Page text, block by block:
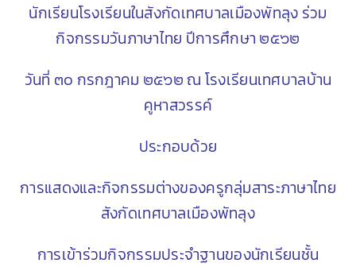
นักเรียนโรงเรียนในสังกัดเทศบาลเมืองพัทลุง ร่วม
กิจกรรมวันภาษาไทย ปีการศึกษา ๒๕๖๒
วันที่ ๓๐ กรกฎาคม ๒๕๖๒ ณ โรงเรียนเทศบาลบ้าน
คูหาสวรรค์
ประกอบด้วย
การแสดงและกิจกรรมต่างของครูกลุ่มสาระภาษาไทย
สังกัดเทศบาลเมืองพัทลุง
การเข้าร่วมกิจกรรมประจำฐานของนักเรียนชั้น